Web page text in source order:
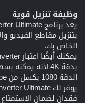
وظيفة تنزيل قوية
بتنزيل مقاطع الفيديو
الخاص بك.
الدقة 1080 بكسل من YouTube وVimeo ومواقع الفيديو الأخرى.